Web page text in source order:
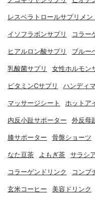
レスベラトロールサプリメン
イソフラボンサプリ コラー
ヒアルロン酸サプリ ブルー
乳酸菌サプリ 女性ホルモン
ビタミンCサプリ ハンディ
マッサージシート ホットア
内反小趾サポーター 外反母
膝サポーター 骨盤ショーツ
なた豆茶 よもぎ茶 サラシ
コラーゲンドリンク コンブ
玄米コーヒー 美容ドリンク